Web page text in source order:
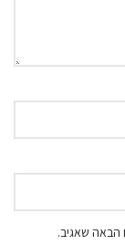
הבאה שאגיב.